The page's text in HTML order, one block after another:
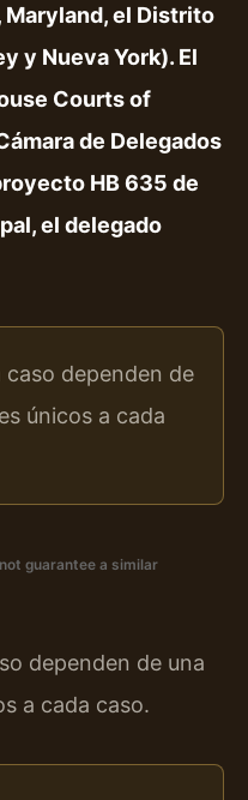
el Distrito
y Nueva York). El
Courts of
de Delegados
HB 635 de
el delegado
dependen de
únicos a cada
guarantee a similar
dependen de una
a cada caso.